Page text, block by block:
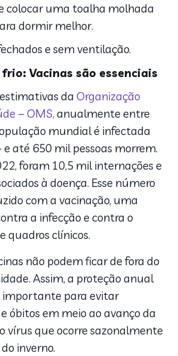
colocar uma toalha molhada
dormir melhor.
e sem ventilação.
Vacinas são essenciais
daOrganização
– OMS, anualmente entre
mundial é infectada
até 650 mil pessoas morrem.
foram 10,5 mil internações e
à doença. Esse número
com a vacinação, uma
a infecção e contra o
quadros clínicos.
não podem ficar de fora do
Assim, a proteção anual
importante para evitar
óbitos em meio ao avanço da
vírus que ocorre sazonalmente
inverno.